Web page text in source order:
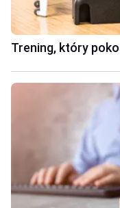
Trening, który